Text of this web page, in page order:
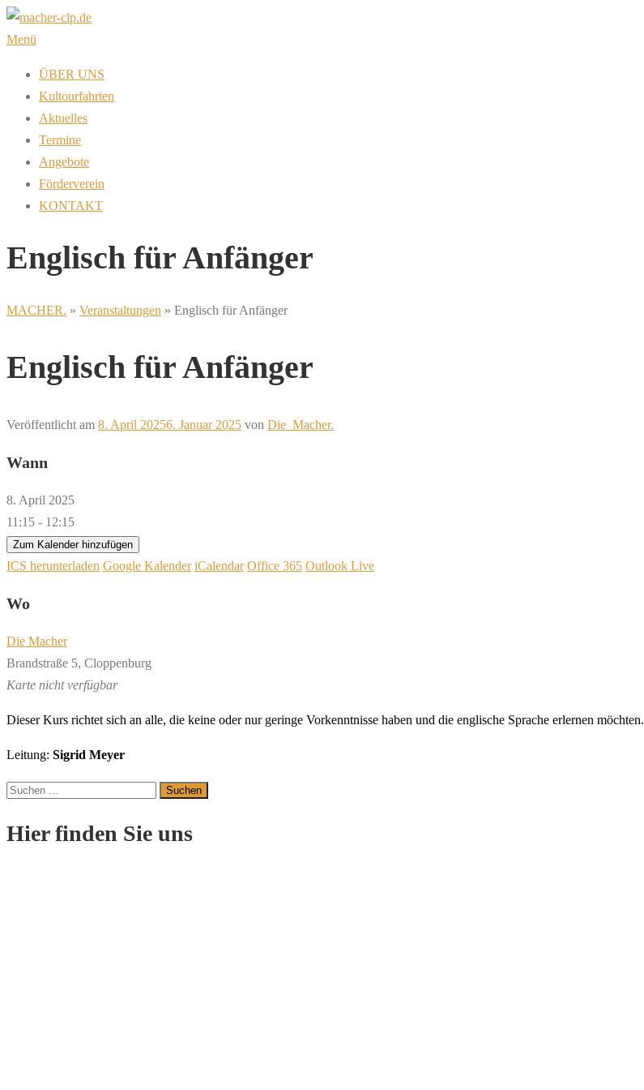
Zum
Inhalt
Menü
ÜBER UNS
Kultourfahrten
Aktuelles
Termine
Angebote
Förderverein
KONTAKT
Englisch für Anfänger
MACHER. » Veranstaltungen » Englisch für Anfänger
Englisch für Anfänger
Veröffentlicht am 8. April 20256. Januar 2025 von Die_Macher.
Wann
8. April 2025
11:15 - 12:15
Zum Kalender hinzufügen
ICS herunterladen Google Kalender iCalendar Office 365 Outlook Live
Wo
Die Macher
Brandstraße 5, Cloppenburg
Karte nicht verfügbar
Dieser Kurs richtet sich an alle, die keine oder nur geringe Vorkenntnisse haben und die englische Sprache erlernen möchten.
Leitung: Sigrid Meyer
Suchen
Hier finden Sie uns